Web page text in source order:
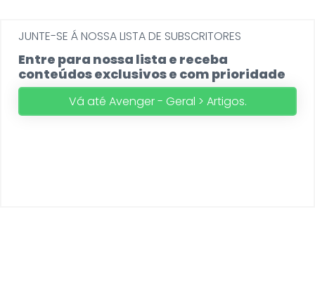
JUNTE-SE Á NOSSA LISTA DE SUBSCRITORES
Entre para nossa lista e receba
conteúdos exclusivos e com prioridade
Vá até Avenger - Geral > Artigos.